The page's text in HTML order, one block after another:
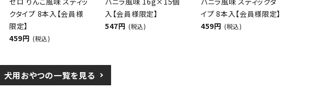
クタイプ 8本入【会員様
限定】
459円 (税込)
入【会員様限定】
547円 (税込)
イプ 8本入【会員様限定】
459円 (税込)
犬用おやつの一覧を見る